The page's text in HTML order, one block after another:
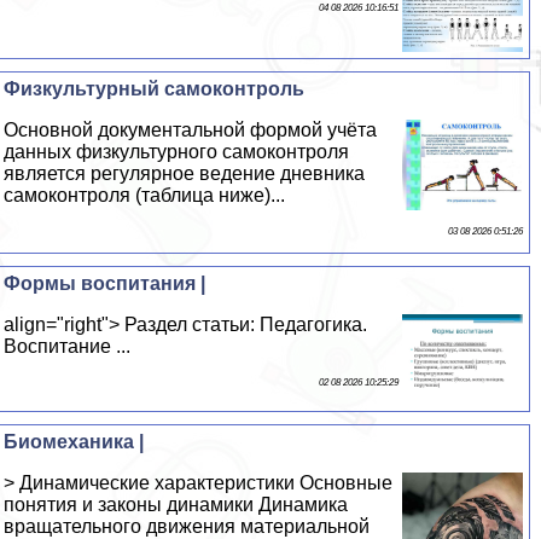
04 08 2026 10:16:51
Физкультурный самоконтроль
Основной документальной формой учёта
данных физкультурного самоконтроля
является регулярное ведение дневника
самоконтроля (таблица ниже)...
03 08 2026 0:51:26
Формы воспитания |
align="right"> Раздел статьи: Педагогика.
Воспитание ...
02 08 2026 10:25:29
Биомеханика |
> Динамические характеристики Основные
понятия и законы динамики Динамика
вращательного движения материальной